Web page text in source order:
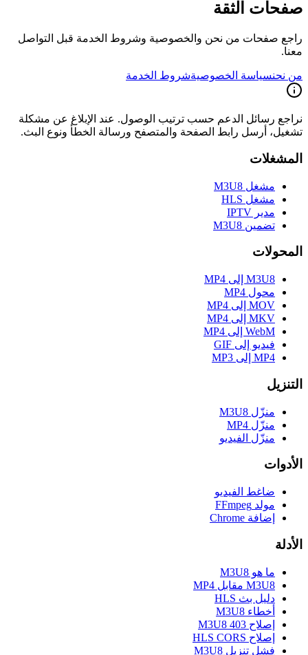
صفحات الثقة
راجع صفحات من نحن والخصوصية وشروط الخدمة قبل التواصل
معنا.
من نحنسياسة الخصوصيةشروط الخدمة
نراجع رسائل الدعم حسب ترتيب الوصول. عند الإبلاغ عن مشكلة
تشغيل، أرسل رابط الصفحة والمتصفح ورسالة الخطأ ونوع البث.
المشغلات
مشغل M3U8
مشغل HLS
مدير IPTV
تضمين M3U8
المحولات
M3U8 إلى MP4
محول MP4
MOV إلى MP4
MKV إلى MP4
WebM إلى MP4
فيديو إلى GIF
MP4 إلى MP3
التنزيل
منزّل M3U8
منزّل MP4
منزّل الفيديو
الأدوات
ضاغط الفيديو
مولد FFmpeg
إضافة Chrome
الأدلة
ما هو M3U8
M3U8 مقابل MP4
دليل بث HLS
أخطاء M3U8
إصلاح M3U8 403
إصلاح HLS CORS
فشل تنزيل M3U8